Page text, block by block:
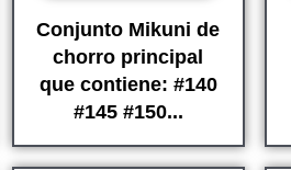
Conjunto Mikuni de
chorro principal
que contiene: #140
#145 #150...